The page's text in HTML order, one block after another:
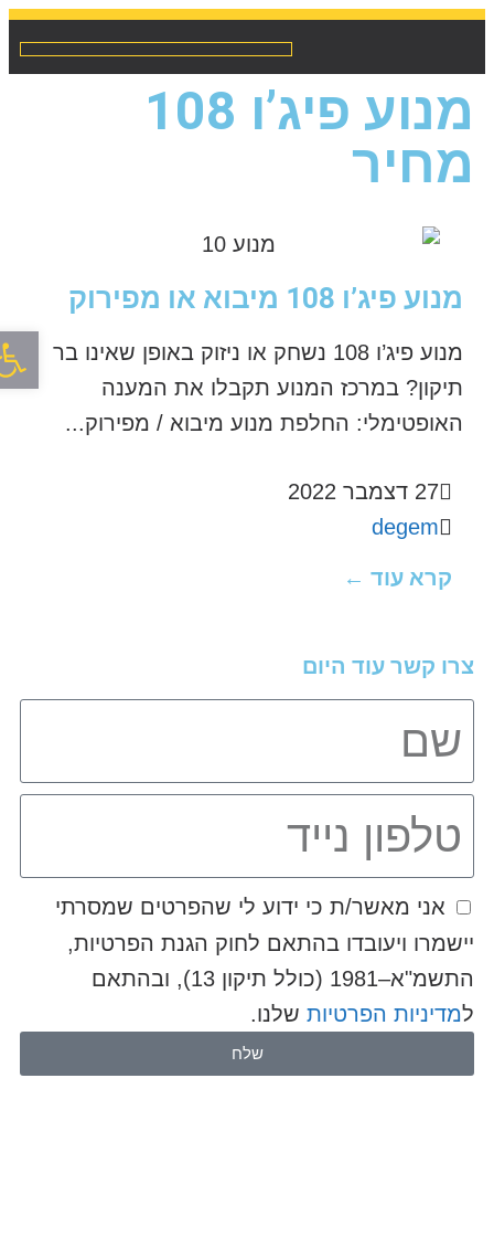
פתח
מנוע פיג’ו 108
מחיר
מנוע פיג’ו 108 מיבוא או מפירוק
מנוע פיג’ו 108 נשחק או ניזוק באופן שאינו בר
תיקון? במרכז המנוע תקבלו את המענה
האופטימלי: החלפת מנוע מיבוא / מפירוק...
27 דצמבר 2022
degem
קרא עוד ←
צרו קשר עוד היום
אני מאשר/ת כי ידוע לי שהפרטים שמסרתי
יישמרו ויעובדו בהתאם לחוק הגנת הפרטיות,
התשמ"א–1981 (כולל תיקון 13), ובהתאם
למדיניות הפרטיותשלנו.
שלח